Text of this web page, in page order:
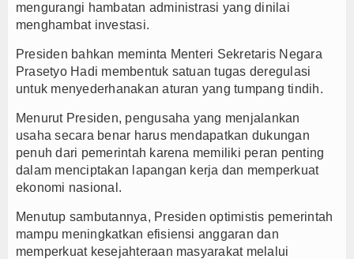
mengurangi hambatan administrasi yang dinilai
menghambat investasi.
Presiden bahkan meminta Menteri Sekretaris Negara
Prasetyo Hadi membentuk satuan tugas deregulasi
untuk menyederhanakan aturan yang tumpang tindih.
Menurut Presiden, pengusaha yang menjalankan
usaha secara benar harus mendapatkan dukungan
penuh dari pemerintah karena memiliki peran penting
dalam menciptakan lapangan kerja dan memperkuat
ekonomi nasional.
Menutup sambutannya, Presiden optimistis pemerintah
mampu meningkatkan efisiensi anggaran dan
memperkuat kesejahteraan masyarakat melalui